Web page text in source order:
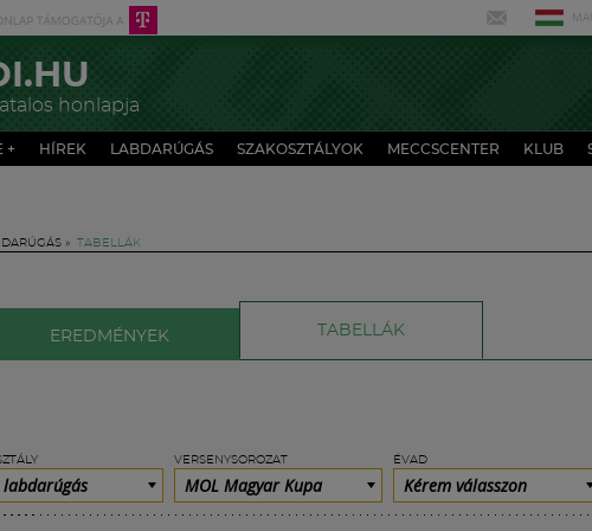
honlapja
+ HÍREK LABDARÚGÁS SZAKOSZTÁLYOK MECCSCENTER KLUB
» TABELLÁK
EREDMÉNYEK TABELLÁK
VERSENYSOROZAT
MOL Magyar Kupa
ÉVAD
Kérem válasszon